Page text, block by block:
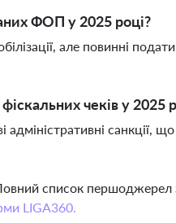
ФОП у 2025 році?
але повинні подати
чеків у 2025
санкції,
список першоджерел
LIGA360.